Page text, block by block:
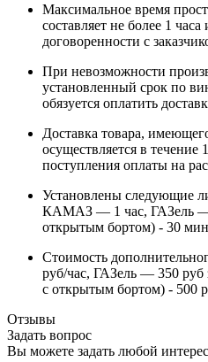
Максимальное время
составляет не более 1
договоренности с
При невозможности
установленный срок по
обязуется оплатить
Доставка товара,
осуществляется в течение
поступления оплаты на
Установлены следующие
КАМАЗ — 1 час, ГАЗель —
открытым бортом) - 30
Стоимость
руб/час, ГАЗель — 350
с открытым бортом) - 500
Отзывы
Задать вопрос
Вы можете задать любой